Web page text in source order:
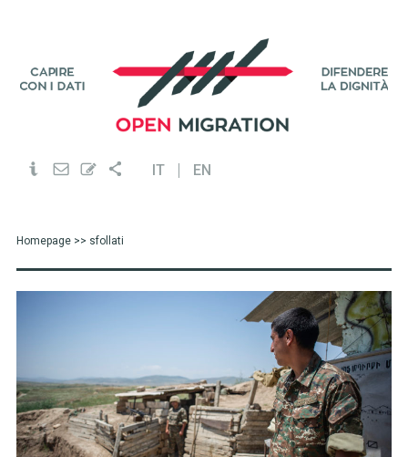
IT EN
Homepage>> sfollati